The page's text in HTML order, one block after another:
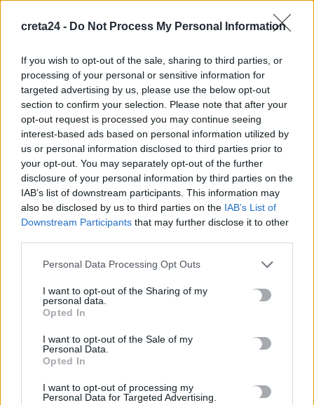
creta24 - Do Not Process My Personal Information
If you wish to opt-out of the sale, sharing to third parties, or
processing of your personal or sensitive information for
targeted advertising by us, please use the below opt-out
section to confirm your selection. Please note that after your
opt-out request is processed you may continue seeing
interest-based ads based on personal information utilized by
us or personal information disclosed to third parties prior to
your opt-out. You may separately opt-out of the further
disclosure of your personal information by third parties on the
IAB’s list of downstream participants. This information may
also be disclosed by us to third parties on the IAB’s List of
Downstream Participants that may further disclose it to other
Personal Data Processing Opt Outs
I want to opt-out of the Sharing of my
personal data.
Opted In
I want to opt-out of the Sale of my
Personal Data.
Opted In
I want to opt-out of processing my
Personal Data for Targeted Advertising.
10 Αυγούστου, 2026
Υπό έλεγχο η πυρκαγιά στον Κουβαρά Αττικής, παραμένουν
καπνογόνα σημεία – Προβληματίζουν οι ισχυροί άνεμοι
10 Αυγούστου, 2026
Ενετικά Τείχη: Ο κόσμος “αγκαλιάζει” τα αναψυκτήρια
10 Αυγούστου, 2026
Κοινός λογαριασμός: Πότε η ανάληψη χρημάτων θεωρείται
δωρεά – Τι πρέπει να προσέξετε
10 Αυγούστου, 2026
Ηράκλειο: «Βούλιαξε» το λιμάνι μέσα σε ένα τριήμερο – Πάνω
10 Αυγούστου, 2026
εργαστήριο για μαθητές από το ΚΕΣΑΝ Ηρακλείου
10 Αυγούστου, 2026